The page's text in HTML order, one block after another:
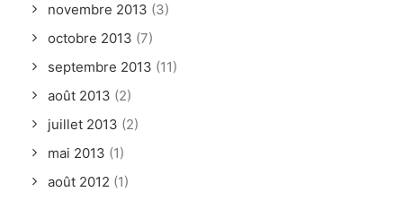
novembre 2013 (3)
octobre 2013 (7)
septembre 2013 (11)
août 2013 (2)
juillet 2013 (2)
mai 2013 (1)
août 2012 (1)